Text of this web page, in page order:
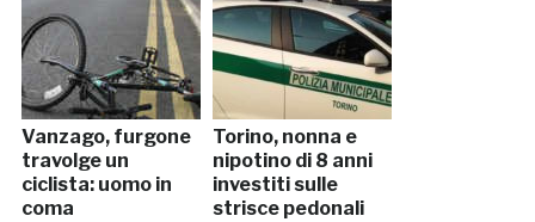
Vanzago, furgone
travolge un
ciclista: uomo in
coma
Torino, nonna e
nipotino di 8 anni
investiti sulle
strisce pedonali